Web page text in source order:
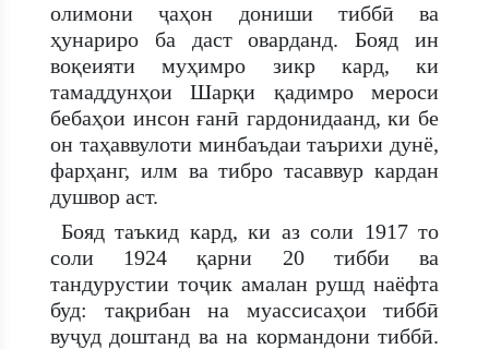
олимони ҷаҳон дониши тиббӣ ва
ҳунариро ба даст оварданд. Бояд ин
воқеияти муҳимро зикр кард, ки
тамаддунҳои Шарқи қадимро мероси
бебаҳои инсон ғанӣ гардонидаанд, ки бе
он таҳаввулоти минбаъдаи таърихи дунё,
фарҳанг, илм ва тибро тасаввур кардан
душвор аст.
Бояд таъкид кард, ки аз соли 1917 то
соли 1924 қарни 20 тибби ва
тандурустии тоҷик амалан рушд наёфта
буд: тақрибан на муассисаҳои тиббӣ
вуҷуд доштанд ва на кормандони тиббӣ.